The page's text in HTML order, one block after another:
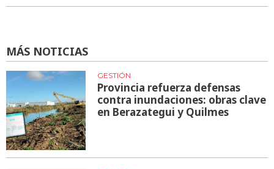
MÁS NOTICIAS
GESTIÓN
Provincia refuerza defensas
contra inundaciones: obras clave
en Berazategui y Quilmes